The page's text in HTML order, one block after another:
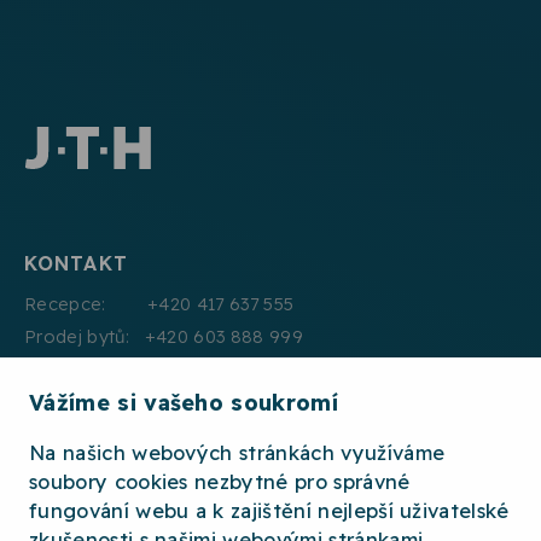
Vážíme si vašeho soukromí
Na našich webových stránkách využíváme
soubory cookies nezbytné pro správné
fungování webu a k zajištění nejlepší uživatelské
KONTAKT
Recepce: +420 417 637 555
Prodej bytů: +420 603 888 999
E:mail: info@jth.cz